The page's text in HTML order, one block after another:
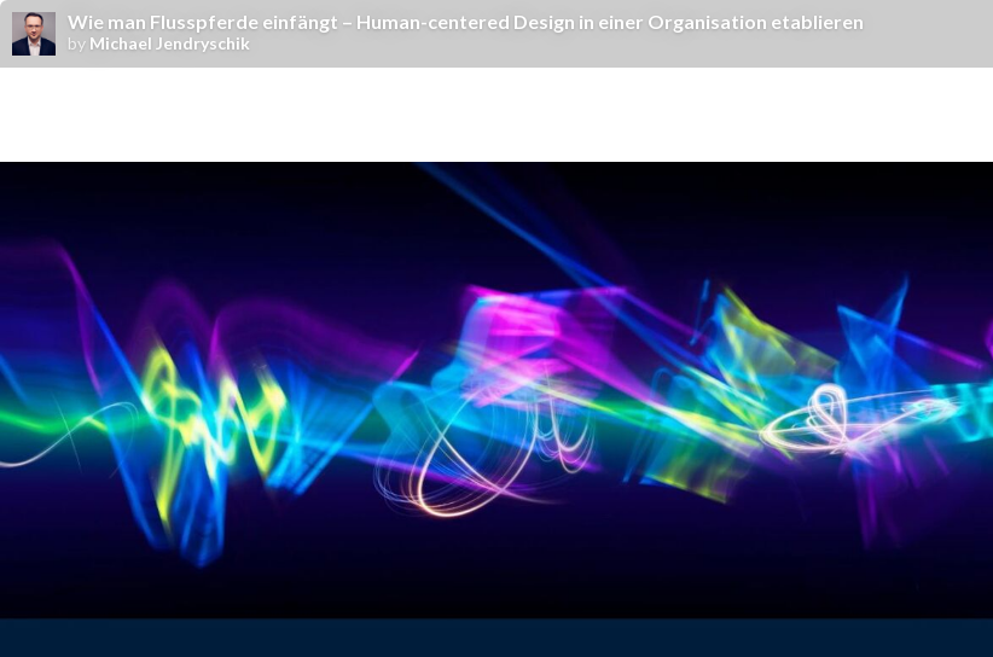
Wie man Flusspferde einfängt – Human-centered Design in einer Organisation etablieren
by Michael Jendryschik